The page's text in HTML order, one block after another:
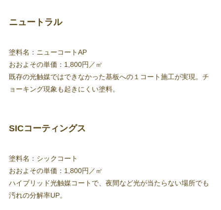
ニュートラル
塗料名：ニューコートAP
おおよその単価：1,800円／㎡
既存の光触媒ではできなかった基板への１コート施工が実現。チ
ョーキング現象も起きにくい塗料。
SICコーティングス
塗料名：シックコート
おおよその単価：1,800円／㎡
ハイブリッド光触媒コートで、夜間など光が当たらない場所でも
汚れの分解率UP。